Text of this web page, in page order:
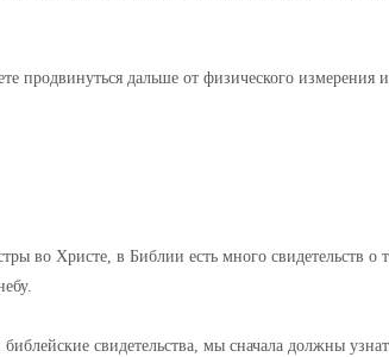
продвинуться дальше от физического
во Христе, в Библии есть много свидетельств
свидетельства, мы сначала должны